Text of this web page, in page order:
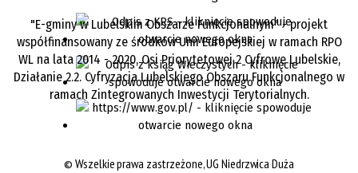
"E-gminy w Lubelskim Obszarze Funkcjonalnym" - projekt
współfinansowany ze środków Unii Europejskiej w ramach RPO
WL na lata 2014 - 2020, Osi Priorytetowej 2 Cyfrowe Lubelskie,
Działanie 2.2. Cyfryzacja Lubelskiego Obszaru Funkcjonalnego w
ramach Zintegrowanych Inwestycji Terytorialnych.
©Wszelkie prawa zastrzeżone, UG Niedrzwica Duża